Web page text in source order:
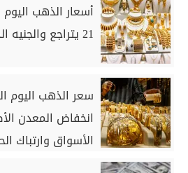
أسعار الذهب اليوم
21 يتراجع والجنيه الذهب يفقد بريقه
سعر الذهب اليوم
انخفاض المعدن
الأسواق وارتباك